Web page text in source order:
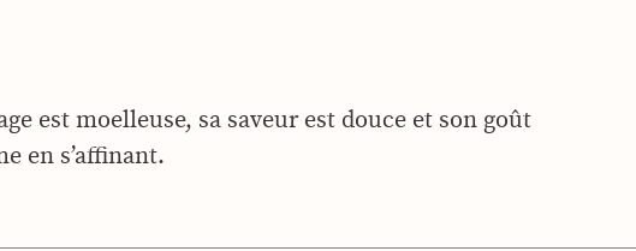
est moelleuse, sa saveur est douce et son goût
en s’affinant.